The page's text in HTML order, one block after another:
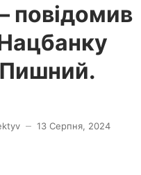
повідомив
— 13 Серпня, 2024